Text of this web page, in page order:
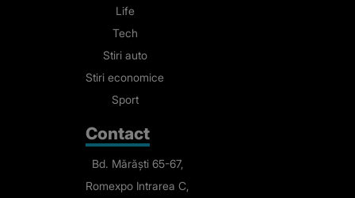
Life
Tech
Stiri auto
Stiri economice
Sport
Contact
Bd. Mărăști 65-67,
Romexpo Intrarea C,